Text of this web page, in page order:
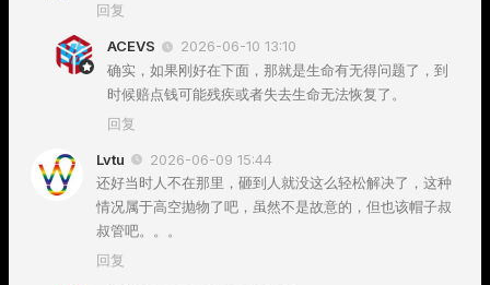
回复
ACEVS
2026-06-10 13:10
确实，如果刚好在下面，那就是生命有无得问题了，到
时候赔点钱可能残疾或者失去生命无法恢复了。
回复
Lvtu
2026-06-09 15:44
还好当时人不在那里，砸到人就没这么轻松解决了，这种
情况属于高空抛物了吧，虽然不是故意的，但也该帽子叔
叔管吧。。。
回复